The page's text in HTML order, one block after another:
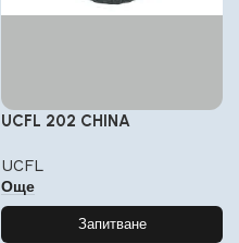
UCFL 202 CHINA
UCFL
Още
Запитване